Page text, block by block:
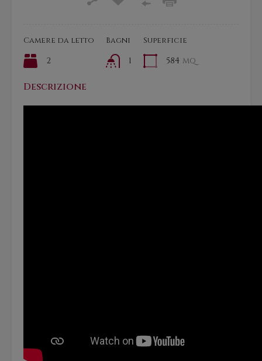
Camere da letto
2
Bagni
1
Superficie
584 mq
Descrizione